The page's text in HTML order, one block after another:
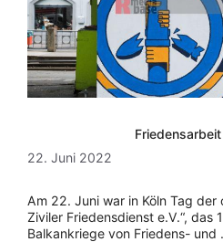
22. Juni 2022
Am 22. Juni war in Köln Tag der
Ziviler Friedensdienst e.V.“, das
Balkankriege von Friedens- und